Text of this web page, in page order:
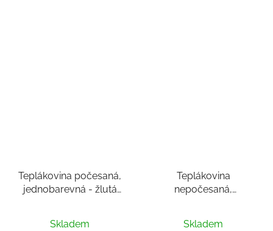
Teplákovina počesaná,
jednobarevná - žlutá
Skladem
Teplákovina
nepočesaná,
Skladem